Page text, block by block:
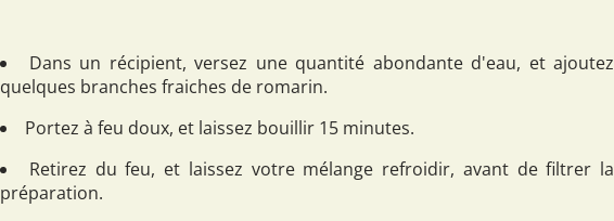
Dans un récipient, versez une quantité abondante d'eau, et ajoutez
quelques branches fraiches de romarin.
Portez à feu doux, et laissez bouillir 15 minutes.
Retirez du feu, et laissez votre mélange refroidir, avant de filtrer la
préparation.